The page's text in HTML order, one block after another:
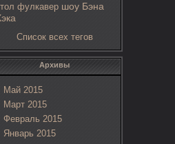
фулкавер шоу Бэна
Список всех тегов
Архивы
Май 2015
Март 2015
Февраль 2015
Январь 2015